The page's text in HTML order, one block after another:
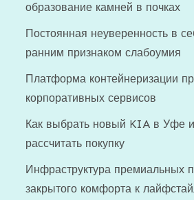
образование камней в почках
Постоянная неуверенность в
ранним признаком слабоумия
Платформа контейнеризации
корпоративных сервисов
Как выбрать новый KIA в Уфе
рассчитать покупку
Инфраструктура премиальных
закрытого комфорта к